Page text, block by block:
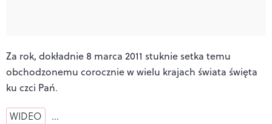
Za rok, dokładnie 8 marca 2011 stuknie setka temu
obchodzonemu corocznie w wielu krajach świata święta
ku czci Pań.
WIDEO …